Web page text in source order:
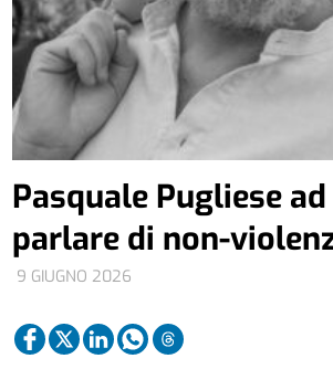
9 GIUGNO 2026
Pasquale Pugliese
parlare di non-